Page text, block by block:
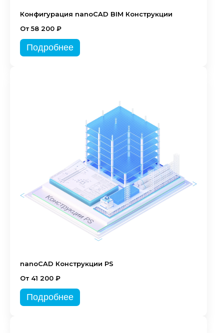
Конфигурация nanoCAD BIM Конструкции
От 58 200 ₽
Подробнее
nanoCAD Конструкции PS
От 41 200 ₽
Подробнее